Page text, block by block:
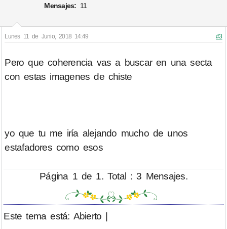
Mensajes: 11
Lunes 11 de Junio, 2018 14:49 #3
Pero que coherencia vas a buscar en una secta
con estas imagenes de chiste
yo que tu me iría alejando mucho de unos
estafadores como esos
Página 1 de 1. Total : 3 Mensajes.
Este tema está: Abierto |